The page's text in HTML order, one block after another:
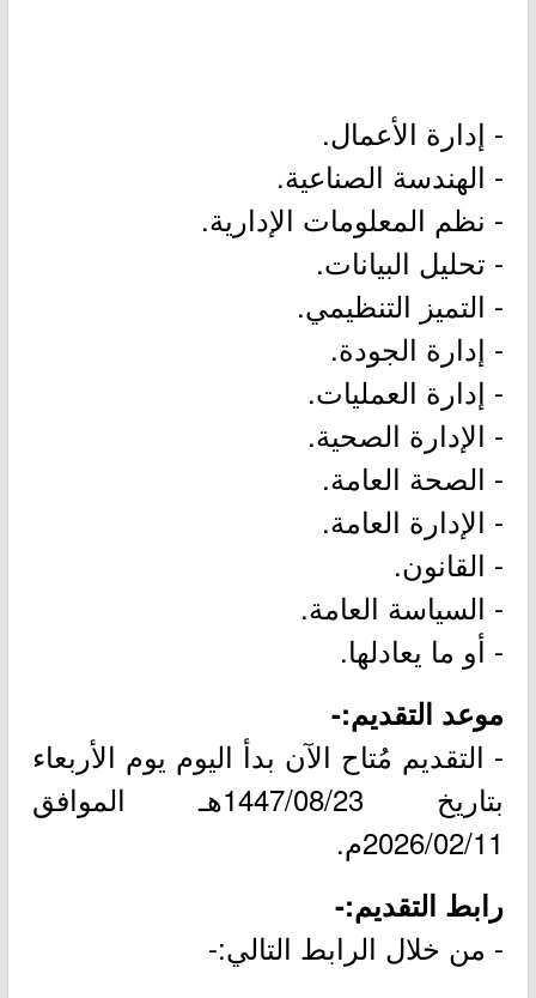
- إدارة الأعمال.
- الهندسة الصناعية.
- نظم المعلومات الإدارية.
- تحليل البيانات.
- التميز التنظيمي.
- إدارة الجودة.
- إدارة العمليات.
- الإدارة الصحية.
- الصحة العامة.
- الإدارة العامة.
- القانون.
- السياسة العامة.
- أو ما يعادلها.
موعد التقديم:-
- التقديم مُتاح الآن بدأ اليوم يوم الأربعاء
بتاريخ 1447/08/23هـ الموافق
2026/02/11م.
رابط التقديم:-
- من خلال الرابط التالي:-